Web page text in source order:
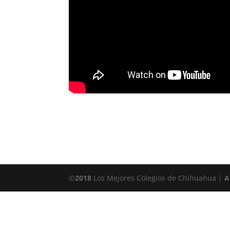
©2018 Los Mejores Colegios de Chihuahua |